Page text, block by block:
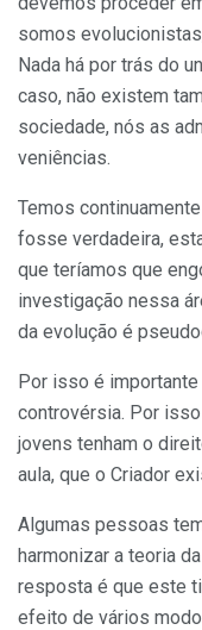
somos
Nada há por trás do
caso, não existem
sociedade, nós as
veniências.
Temos
fosse ver­dadeira,
que teríamos que
investigação nessa
da evolução é
Por isso é
controvérsia. Por
jovens te­nham o
aula, que o Criador
Algumas pessoas
har­monizar a teoria
resposta é que este
efeito de vários